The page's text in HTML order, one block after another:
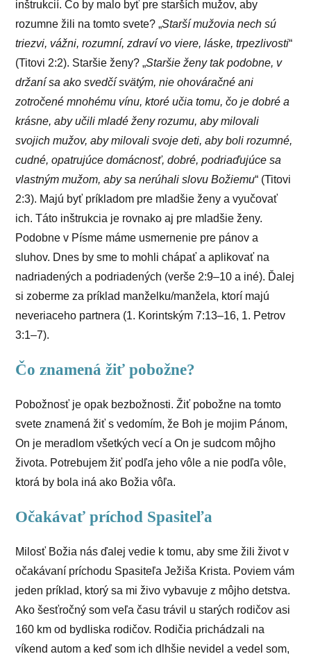
inštrukcií. Čo by malo byť pre starších mužov, aby
rozumne žili na tomto svete? „Starší mužovia nech sú
triezvi, vážni, rozumní, zdraví vo viere, láske, trpezlivosti“
(Titovi 2:2). Staršie ženy? „Staršie ženy tak podobne, v
držaní sa ako svedčí svätým, nie ohováračné ani
zotročené mnohému vínu, ktoré učia tomu, čo je dobré a
krásne, aby učili mladé ženy rozumu, aby milovali
svojich mužov, aby milovali svoje deti, aby boli rozumné,
cudné, opatrujúce domácnosť, dobré, podriaďujúce sa
vlastným mužom, aby sa nerúhali slovu Božiemu“ (Titovi
2:3). Majú byť príkladom pre mladšie ženy a vyučovať
ich. Táto inštrukcia je rovnako aj pre mladšie ženy.
Podobne v Písme máme usmernenie pre pánov a
sluhov. Dnes by sme to mohli chápať a aplikovať na
nadriadených a podriadených (verše 2:9–10 a iné). Ďalej
si zoberme za príklad manželku/manžela, ktorí majú
neveriaceho partnera (1. Korintským 7:13–16, 1. Petrov
3:1–7).
Čo znamená žiť pobožne?
Pobožnosť je opak bezbožnosti. Žiť pobožne na tomto
svete znamená žiť s vedomím, že Boh je mojim Pánom,
On je meradlom všetkých vecí a On je sudcom môjho
života. Potrebujem žiť podľa jeho vôle a nie podľa vôle,
ktorá by bola iná ako Božia vôľa.
Očakávať príchod Spasiteľa
Milosť Božia nás ďalej vedie k tomu, aby sme žili život v
očakávaní príchodu Spasiteľa Ježiša Krista. Poviem vám
jeden príklad, ktorý sa mi živo vybavuje z môjho detstva.
Ako šesťročný som veľa času trávil u starých rodičov asi
160 km od bydliska rodičov. Rodičia prichádzali na
víkend autom a keď som ich dlhšie nevidel a vedel som,